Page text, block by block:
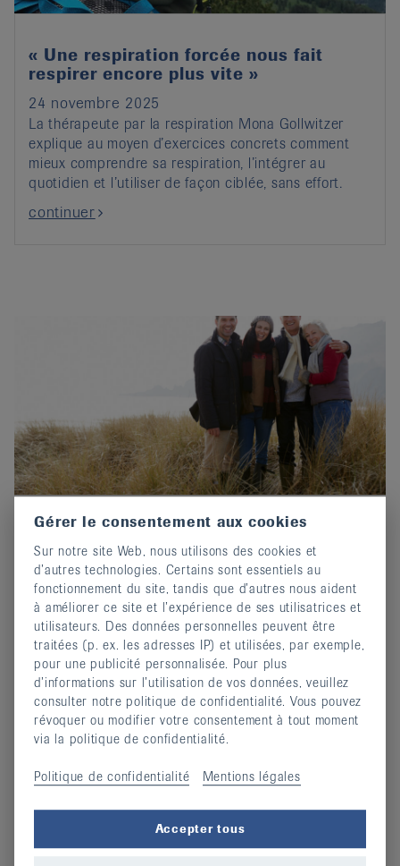
« Une respiration forcée nous fait
respirer encore plus vite »
24 novembre 2025
La thérapeute par la respiration Mona Gollwitzer
explique au moyen d’exercices concrets comment
mieux comprendre sa respiration, l’intégrer au
quotidien et l’utiliser de façon ciblée, sans effort.
continuer
maintenant !
02 octobre 2025
Invitation au concours d'écriture de EULAR.
continuer
Gérer le consentement aux cookies
Sur notre site Web, nous utilisons des cookies et
d’autres technologies. Certains sont essentiels au
fonctionnement du site, tandis que d’autres nous aident
à améliorer ce site et l’expérience de ses utilisatrices et
utilisateurs. Des données personnelles peuvent être
traitées (p. ex. les adresses IP) et utilisées, par exemple,
pour une publicité personnalisée. Pour plus
d’informations sur l’utilisation de vos données, veuillez
consulter notre politique de confidentialité. Vous pouvez
révoquer ou modifier votre consentement à tout moment
via la politique de confidentialité.
Politique de confidentialité Mentions légales
Accepter tous